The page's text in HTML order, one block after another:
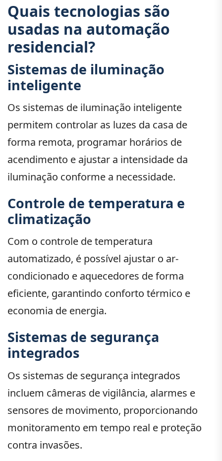
Quais tecnologias são
usadas na automação
residencial?
Sistemas de iluminação
inteligente
Os sistemas de iluminação inteligente
permitem controlar as luzes da casa de
forma remota, programar horários de
acendimento e ajustar a intensidade da
iluminação conforme a necessidade.
Controle de temperatura e
climatização
Com o controle de temperatura
automatizado, é possível ajustar o ar-
condicionado e aquecedores de forma
eficiente, garantindo conforto térmico e
economia de energia.
Sistemas de segurança
integrados
Os sistemas de segurança integrados
incluem câmeras de vigilância, alarmes e
sensores de movimento, proporcionando
monitoramento em tempo real e proteção
contra invasões.